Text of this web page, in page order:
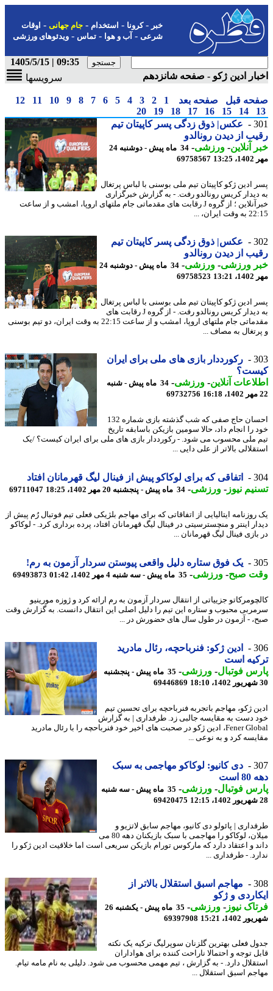
-کرونا-استخدام- جام جهانی-اوقات
شرعی-آب و هوا-تماس-ویدئوهای ورزشی
09:35 | 1405/5/15
ادین ژکو - صفحه شانزدهم
سرویسها
قبل صفحه بعد 1
2
3
4
5
6
7
8
9
10
11
12
14
15
16
17
18
19
20
عکس| ذوق زدگی پسر کاپیتان تیم
از دیدن رونالدو
آنلاین-ورزشی-
34 ماه پیش - دوشنبه 24
69758567
ادین ژکو کاپیتان تیم ملی بوسنی با لباس پرتغال
کریس رونالدو رفت. - به گزارش خبرگزاری
خبرآنلاین ؛ از گروه J رقابت های مقدماتی جام ملتهای اروپا، امشب و از ساعت
...
عکس| ذوق زدگی پسر کاپیتان تیم
از دیدن رونالدو
ورزشی-ورزشی-
34 ماه پیش - دوشنبه 24
69758523
ادین ژکو کاپیتان تیم ملی بوسنی با لباس پرتغال
به دیدار کریس رونالدو رفت. - از گروه J رقابت های
مقدماتی جام ملتهای اروپا، امشب و از ساعت 22:15 به وقت ایران، دو تیم بوسنی
به مصاف ...
رکورددار بازی های ملی برای ایران
آنلاین-ورزشی-
34 ماه پیش - شنبه
69732756
احسان حاج صفی که شب گذشته بازی شماره 132
را انجام داد، حالا سومین بازیکن باسابقه تاریخ
ملی محسوب می شود. - رکورددار بازی های ملی برای ایران کیست؟ /یک
بالاتر از علی دایی ...
اتفاقی که برای لوکاکو پیش از فینال لیگ قهرمانان افتاد
نیوز-ورزشی-34 ماه پیش - پنجشنبه 20 مهر 1402، 18:25 69711047
ایتالیایی از اتفاقاتی که برای مهاجم بلژیکی فعلی تیم فوتبال رُم پیش از
اینتر و منچسترسیتی در فینال لیگ قهرمانان افتاد، پرده برداری کرد. - لوکاکو
فینال لیگ قهرمانان ...
یک فوق ستاره دلیل واقعی پیوستن سردار آزمون به رم!
صبح-ورزشی-35 ماه پیش - سه شنبه 4 مهر 1402، 01:42 69493873
جزییاتی از انتقال سردار آزمون به رم ارائه کرد و ژوزه مورینیو
محبوب و ستاره این تیم را دلیل اصلی این انتقال دانست. به گزارش وقت
- آزمون در طول سال های حضورش در ...
ادین ژکو: فنرباحچه، رئال مادرید
است
فوتبال-ورزشی-
35 ماه پیش - پنجشنبه
69446869
ژکو، مهاجم باتجربه فنرباحچه برای تحسین تیم
دست به مقایسه جالبی زد. طرفداری | به گزارش
Fener Global، ادین ژکو در صحبت های اخیر خود فنرباحچه را با رئال مادرید
کرد و به نوعی ...
دی کانیو: لوکاکو مهاجمی به سبک
است
فوتبال-ورزشی-
35 ماه پیش - سه شنبه
69420475
| پائولو دی کانیو، مهاجم سابق لاتزیو و
میلان، لوکاکو را مهاجمی با سبک بازیکنان دهه 80 می
و اعتقاد دارد که مارکوس تورام بازیکن سریعی است اما خلاقیت ادین ژکو را
- طرفداری ...
مهاجم اسبق استقلال بالاتر از
و ژکو
نیوز-ورزشی-
35 ماه پیش - یکشنبه 26
15:21
69397908
فعلی بهترین گلزنان سوپرلیگ ترکیه یک نکته
توجه و احتمالا ناراحت کننده برای هواداران
دارد. - به گزارش ، تیم مهمی محسوب می شود. دلیلی به نام مامه تیام.
اسبق استقلال ...